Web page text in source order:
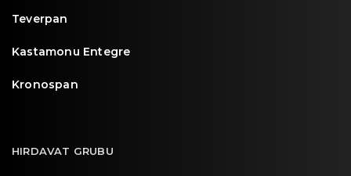
Teverpan
Kastamonu Entegre
Kronospan
HIRDAVAT GRUBU